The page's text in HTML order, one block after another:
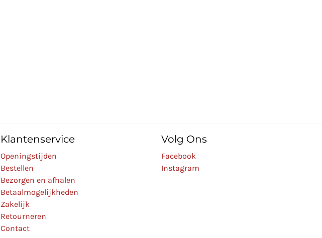
Klantenservice
Openingstijden
Bestellen
Bezorgen en afhalen
Betaalmogelijkheden
Zakelijk
Retourneren
Contact
Volg Ons
Facebook
Instagram